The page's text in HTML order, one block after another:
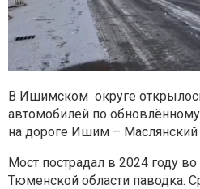
В Ишимском округе
автомобилей по
на дороге Ишим – Маслянский
Мост пострадал в 2024 году
Тюменской области паводка.